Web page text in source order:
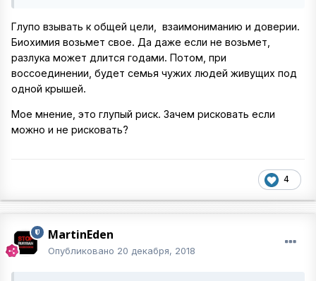
Глупо взывать к общей цели, взаимониманию и доверии.
Биохимия возьмет свое. Да даже если не возьмет,
разлука может длится годами. Потом, при
воссоединении, будет семья чужих людей живущих под
одной крышей.
Мое мнение, это глупый риск. Зачем рисковать если
можно и не рисковать?
4
MartinEden
Опубликовано 20 декабря, 2018